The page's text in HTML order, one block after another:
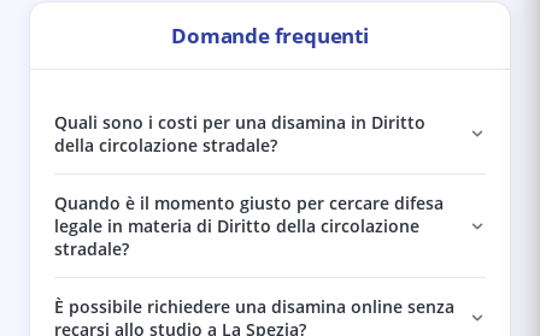
Domande frequenti
Quali sono i costi per una disamina in Diritto
della circolazione stradale?
Quando è il momento giusto per cercare difesa
legale in materia di Diritto della circolazione
stradale?
È possibile richiedere una disamina online senza
recarsi allo studio a La Spezia?